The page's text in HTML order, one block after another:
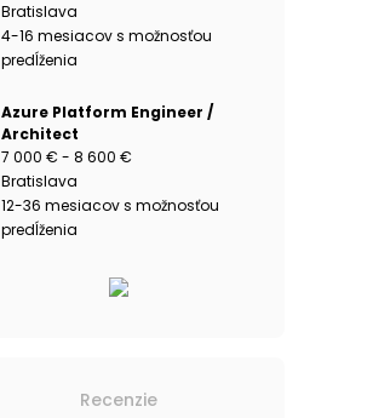
Bratislava
4-16 mesiacov s možnosťou
predĺženia
Azure Platform Engineer /
Architect
7 000 € - 8 600 €
Bratislava
12-36 mesiacov s možnosťou
predĺženia
Recenzie